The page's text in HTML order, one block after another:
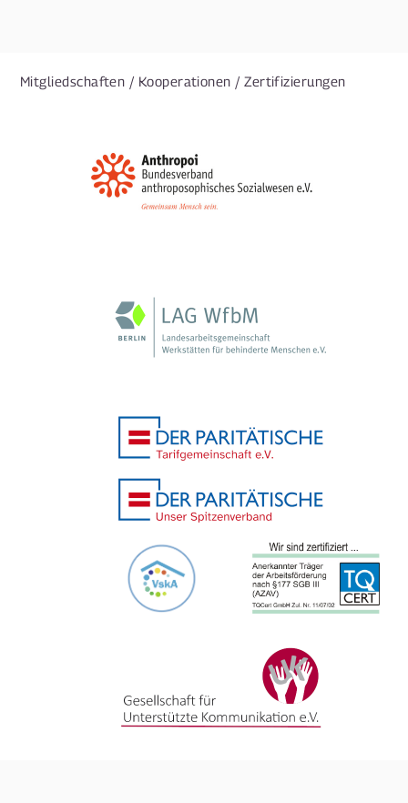
Mitgliedschaften / Kooperationen / Zertifizierungen